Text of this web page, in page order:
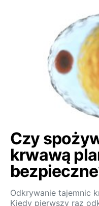
Czy
krwawą
Odkrywanie tajemnic
Kiedy pierwszy raz